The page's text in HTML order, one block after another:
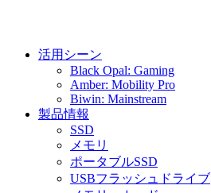
活用シーン
Black Opal: Gaming
Amber: Mobility Pro
Biwin: Mainstream
製品情報
SSD
メモリ
ポータブルSSD
USBフラッシュドライブ